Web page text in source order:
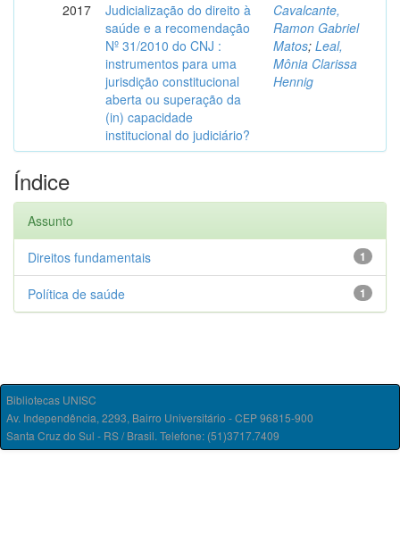
2017
Judicialização do direito à
saúde e a recomendação
Nº 31/2010 do CNJ :
instrumentos para uma
jurisdição constitucional
aberta ou superação da
(in) capacidade
institucional do judiciário?
Cavalcante,
Ramon Gabriel
Matos; Leal,
Mônia Clarissa
Hennig
Índice
Assunto
1
Direitos fundamentais
1
Política de saúde
Bibliotecas UNISC
Av. Independência, 2293, Bairro Universitário - CEP 96815-900
Santa Cruz do Sul - RS / Brasil. Telefone: (51)3717.7409